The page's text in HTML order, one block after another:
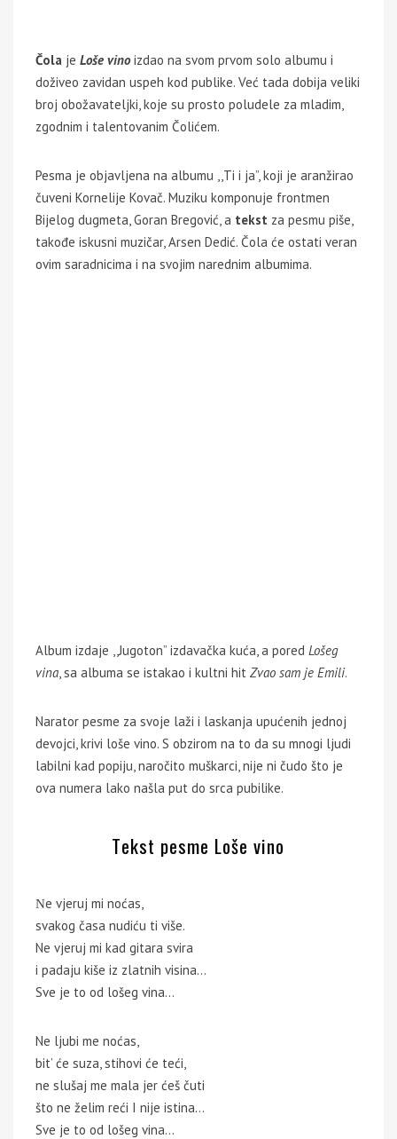
Čola je Loše vinoizdao na svom prvom solo albumu i
doživeo zavidan uspeh kod publike. Već tada dobija veliki
broj obožavateljki, koje su prosto poludele za mladim,
zgodnim i talentovanim Čolićem.
Pesma je objavljena na albumu ,,Ti i ja”, koji je aranžirao
čuveni Kornelije Kovač. Muziku komponuje frontmen
Bijelog dugmeta, Goran Bregović, a tekst za pesmu piše,
takođe iskusni muzičar, Arsen Dedić. Čola će ostati veran
ovim saradnicima i na svojim narednim albumima.
Album izdaje ,,Jugoton” izdavačka kuća, a pored Lošeg
vina, sa albuma se istakao i kultni hit Zvao sam je Emili.
Narator pesme za svoje laži i laskanja upućenih jednoj
devojci, krivi loše vino. S obzirom na to da su mnogi ljudi
labilni kad popiju, naročito muškarci, nije ni čudo što je
ova numera lako našla put do srca pubilike.
Tekst pesme Loše vino
Νe vjeruj mi noćas,
svakog časa nudiću ti više.
Ne vjeruj mi kad gitara svira
i padaju kiše iz zlatnih visina…
Sve je to od lošeg vina…
Ne ljubi me noćas,
bit’ će suza, stihovi će teći,
ne slušaj me mala jer ćeš čuti
što ne želim reći I nije istina…
Sve je to od lošeg vina…